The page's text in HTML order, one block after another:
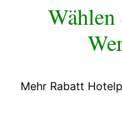
Wählen
Mehr Rabatt